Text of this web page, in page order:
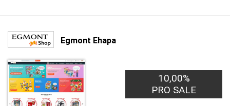
Egmont Ehapa
10,00%
PRO SALE